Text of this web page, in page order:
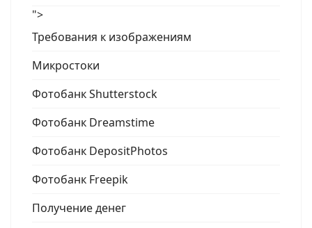
">
Требования к изображениям
Микростоки
Фотобанк Shutterstock
Фотобанк Dreamstime
Фотобанк DepositPhotos
Фотобанк Freepik
Получение денег